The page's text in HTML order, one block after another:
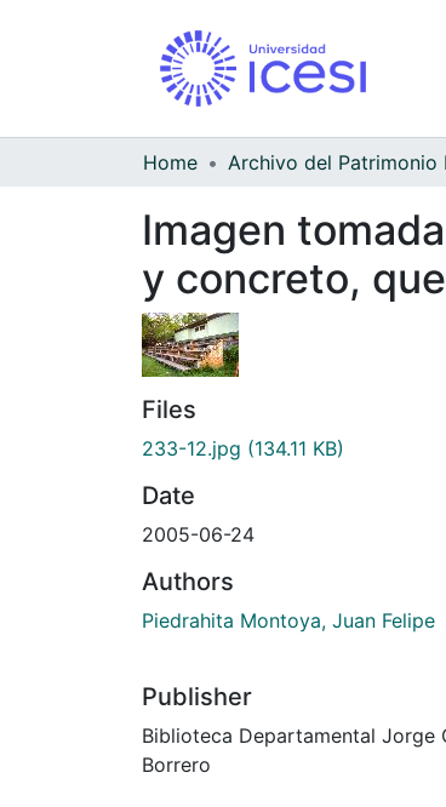
Home
Imagen
y concreto,
Files
233-12.jpg (134.11 KB)
Date
2005-06-24
Authors
Piedrahita Montoya, Juan Felipe
Publisher
Biblioteca Departamental Jorge
Borrero